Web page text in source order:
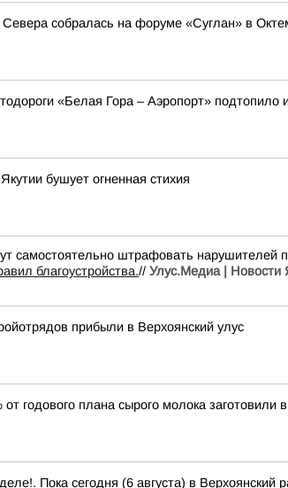
собралась на форуме «Суглан» в
«Белая Гора – Аэропорт» подтопило
бушует огненная стихия
самостоятельно штрафовать нарушителей
благоустройства.// Улус.Медиа | Новости
прибыли в Верхоянский улус
годового плана сырого молока заготовили
Пока сегодня (6 августа) в